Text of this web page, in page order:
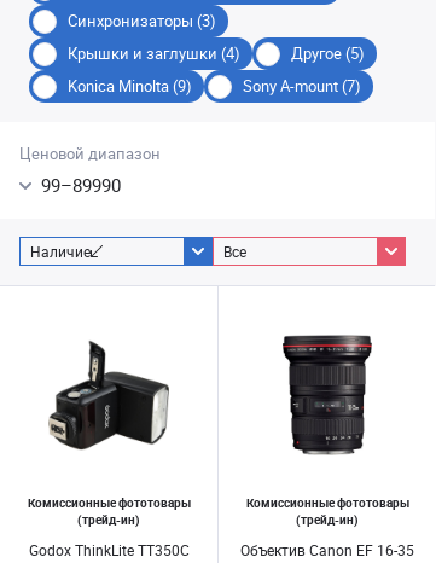
Синхронизаторы (3)
Крышки и заглушки (4)
Другое (5)
Konica Minolta (9)
Sony A-mount (7)
Ценовой диапазон
99–89990
Наличие Все
Комиссионные фототовары
(трейд-ин)
Godox ThinkLite TT350C
Комиссионные фототовары
(трейд-ин)
Объектив Canon EF 16-35